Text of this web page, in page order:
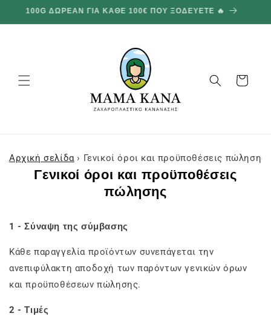
προχωρήστε
στο
100G ΔΩΡΕΑΝ ΓΙΑ ΚΑΘΕ 100€ ΠΟΥ ΞΟΔΕΥΕΤΕ 🔥
Καλάθι
Αρχική σελίδα › Γενικοί όροι και προϋποθέσεις πώλησης
Γενικοί όροι και προϋποθέσεις
πώλησης
1 - Σύναψη της σύμβασης
Κάθε παραγγελία προϊόντων συνεπάγεται την
ανεπιφύλακτη αποδοχή των παρόντων γενικών όρων
και προϋποθέσεων πώλησης.
2 - Τιμές